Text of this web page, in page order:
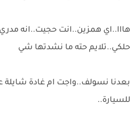
هااا..اي همزين..انت حجيت..انه
حلكي..تلايم حته ما نشدتها شي
بعدنا نسولف..واجت ام غادة شايلة
للسيارة..